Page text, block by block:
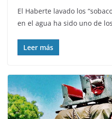
El Haberte lavado los
en el agua ha sido uno de
Leer más